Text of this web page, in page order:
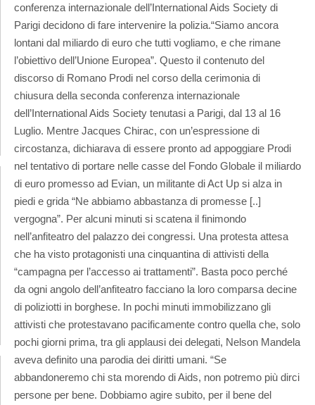
conferenza internazionale dell’International Aids Society di
Parigi decidono di fare intervenire la polizia.“Siamo ancora
lontani dal miliardo di euro che tutti vogliamo, e che rimane
l’obiettivo dell’Unione Europea”. Questo il contenuto del
discorso di Romano Prodi nel corso della cerimonia di
chiusura della seconda conferenza internazionale
dell’International Aids Society tenutasi a Parigi, dal 13 al 16
Luglio. Mentre Jacques Chirac, con un’espressione di
circostanza, dichiarava di essere pronto ad appoggiare Prodi
nel tentativo di portare nelle casse del Fondo Globale il miliardo
di euro promesso ad Evian, un militante di Act Up si alza in
piedi e grida “Ne abbiamo abbastanza di promesse [..]
vergogna”. Per alcuni minuti si scatena il finimondo
nell’anfiteatro del palazzo dei congressi. Una protesta attesa
che ha visto protagonisti una cinquantina di attivisti della
“campagna per l’accesso ai trattamenti”. Basta poco perché
da ogni angolo dell’anfiteatro facciano la loro comparsa decine
di poliziotti in borghese. In pochi minuti immobilizzano gli
attivisti che protestavano pacificamente contro quella che, solo
pochi giorni prima, tra gli applausi dei delegati, Nelson Mandela
aveva definito una parodia dei diritti umani. “Se
abbandoneremo chi sta morendo di Aids, non potremo più dirci
persone per bene. Dobbiamo agire subito, per il bene del